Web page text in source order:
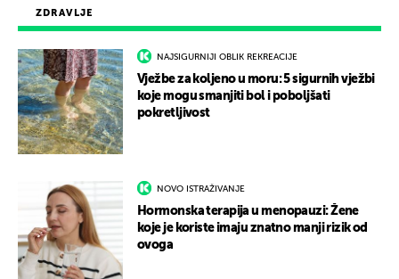
ZDRAVLJE
NAJSIGURNIJI OBLIK REKREACIJE
Vježbe za koljeno u moru: 5 sigurnih vježbi
koje mogu smanjiti bol i poboljšati
pokretljivost
NOVO ISTRAŽIVANJE
Hormonska terapija u menopauzi: Žene
koje je koriste imaju znatno manji rizik od
ovoga